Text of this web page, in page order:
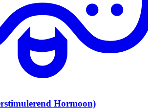
Hormoon)